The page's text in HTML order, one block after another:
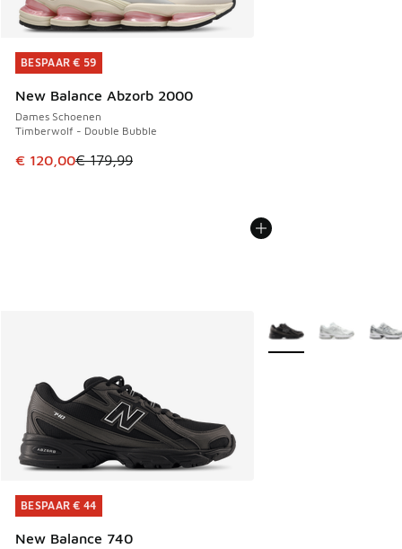
BESPAAR € 59
New Balance Abzorb 2000
Dames Schoenen
Timberwolf - Double Bubble
Dit artikel is in de uitverkoop. Dit artikel is in de
€ 120,00€ 179,99
BESPAAR € 59
BESPAAR € 44
New Balance 740
BESPAAR € 44
Meer kleuren